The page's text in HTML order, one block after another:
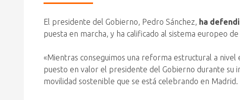
El presidente del Gobierno, Pedro Sánchez, ha
puesta en marcha, y ha calificado al sistema europeo
«Mientras conseguimos una reforma estructural a nivel
puesto en valor el presidente del Gobierno durante su
movilidad sostenible que se está celebrando en Madrid.